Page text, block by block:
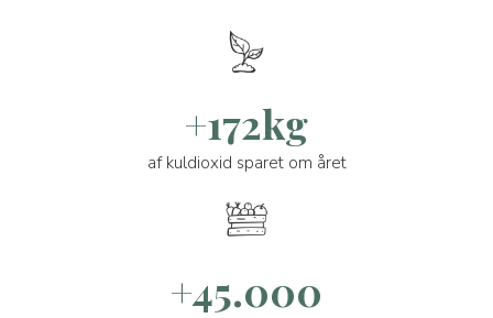
+172kg
af kuldioxid sparet om året
+45.000